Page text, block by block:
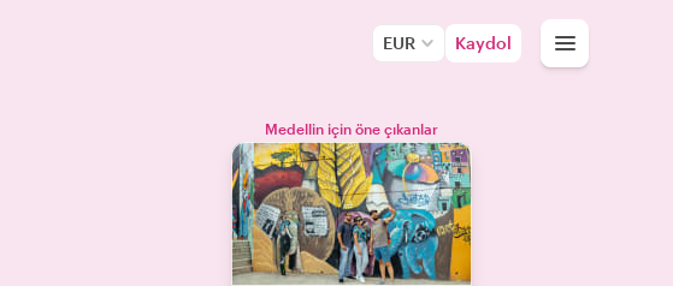
EUR Kaydol
Medellin için öne çıkanlar